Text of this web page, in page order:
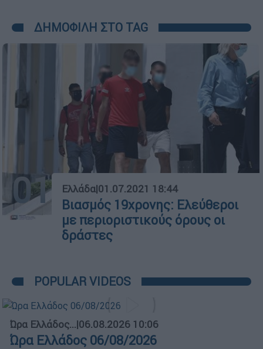
ΔΗΜΟΦΙΛΗ ΣΤΟ TAG
01 Ελλάδα|01.07.2021 18:44
Βιασμός 19χρονης: Ελεύθεροι
με περιοριστικούς όρους οι
δράστες
POPULAR VIDEOS
Ώρα Ελλάδος...|06.08.2026 10:06
Ώρα Ελλάδος 06/08/2026